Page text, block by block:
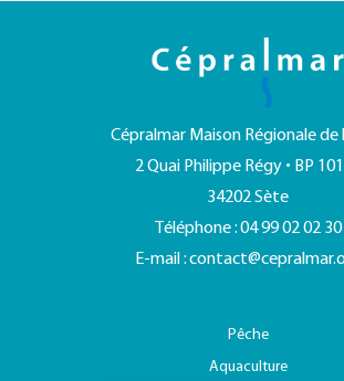
Cépralmar Maison Régionale de
2 Quai Philippe Régy • BP
34202 Sète
Téléphone : 04 99 02 02 30
E-mail :
Pêche
Aquaculture